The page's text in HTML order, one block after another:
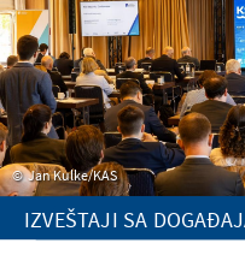
Jan Kulke/KAS
IZVEŠTAJI SA